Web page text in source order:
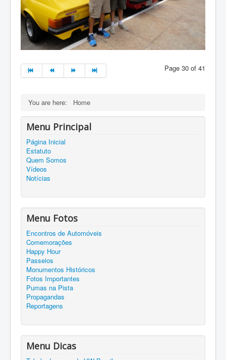
Page 30 of 41
You are here: Home
Menu Principal
Página Inicial
Estatuto
Quem Somos
Vídeos
Notícias
Menu Fotos
Encontros de Automóveis
Comemorações
Happy Hour
Passeios
Monumentos Históricos
Fotos Importantes
Pumas na Pista
Propagandas
Reportagens
Menu Dicas